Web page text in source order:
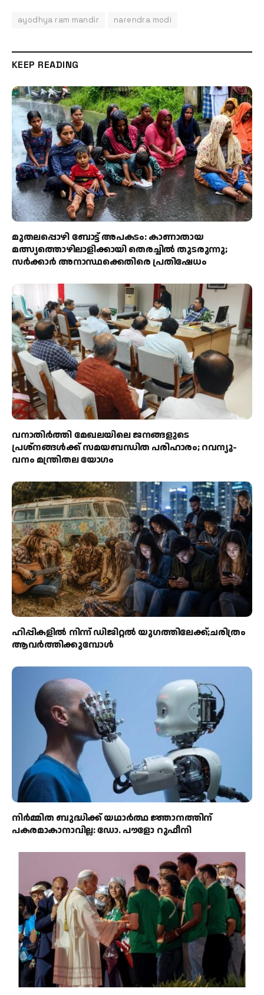
ayodhya ram mandir narendra modi
KEEP READING
മുതലപ്പൊഴി ബോട്ട് അപകടം: കാണാതായ
മത്സ്യത്തൊഴിലാളിക്കായി തെരച്ചിൽ തുടരുന്നു;
സർക്കാർ അനാസ്ഥക്കെതിരെ പ്രതിഷേധം
വനാതിർത്തി മേഖലയിലെ ജനങ്ങളുടെ
പ്രശ്നങ്ങൾക്ക് സമയബന്ധിത പരിഹാരം; റവന്യൂ-
വനം മന്ത്രിതല യോഗം
ഹിപ്പികളില്‍ നിന്ന് ഡിജിറ്റല്‍ യുഗത്തിലേക്ക്;ചരിത്രം
ആവര്‍ത്തിക്കുമ്പോള്‍
നിർമ്മിത ബുദ്ധിക്ക് യഥാർത്ഥ ജ്ഞാനത്തിന്
പകരമാകാനാവില്ല: ഡോ. പൗളോ റുഫീനി